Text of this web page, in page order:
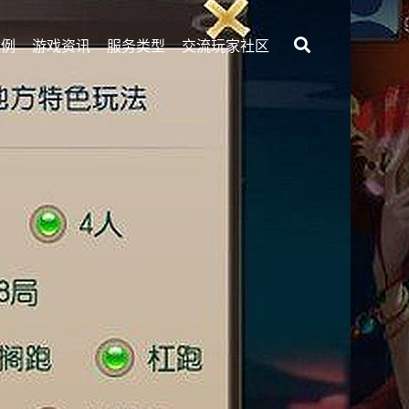
游戏资讯 服务类型 交流玩家社区